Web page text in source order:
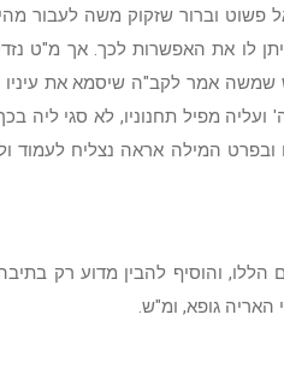
וברור שזקוק משה לעבור
לו את האפשרות לכך. אך מ"ט
שמשה אמר לקב"ה שיסמא את עיניו
מפיל תחנוניו, לא סגי ליה
המילה אראה נצליח לעמוד
הללו, והוסיף להבין מדוע רק
גופא, ומ"ש.